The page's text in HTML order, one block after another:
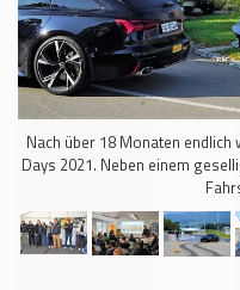
Nach über 18 Monaten
Days 2021. Neben einem